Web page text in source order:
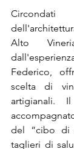
Alto
Federico,
scelta di
artigianali.
del “cibo di
taglieri di